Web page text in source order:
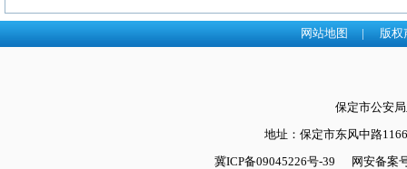
网站地图 | 版权
保定市公安
地址：保定市东风中路
冀ICP备09045226号-39
网安备案